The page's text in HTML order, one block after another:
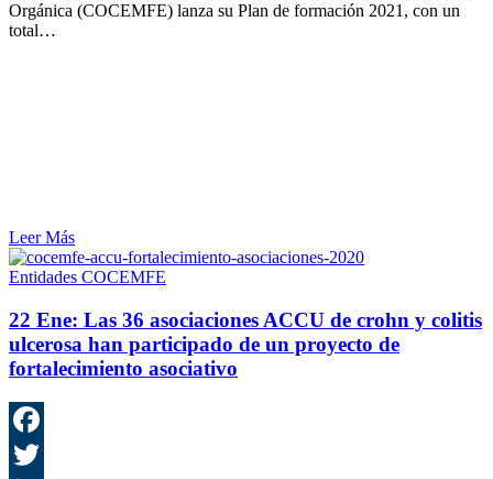
Orgánica (COCEMFE) lanza su Plan de formación 2021, con un
total…
Leer Más
Entidades COCEMFE
22 Ene: Las 36 asociaciones ACCU de crohn y colitis
ulcerosa han participado de un proyecto de
fortalecimiento asociativo